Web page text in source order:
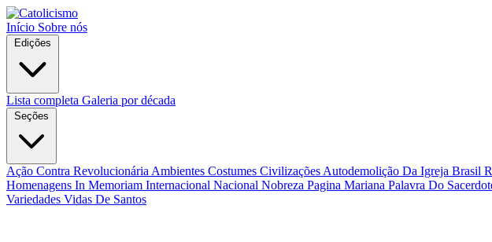
Início Sobre nós
Edições
Lista completa Galeria por década
Seções
Ação Contra Revolucionária Ambientes Costumes Civilizações Autodemolição Da Igreja Brasil
Homenagens In Memoriam Internacional Nacional Nobreza Pagina Mariana Palavra Do
Variedades Vidas De Santos